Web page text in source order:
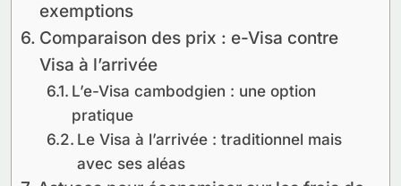
exemptions
Comparaison des prix : e-Visa contre
Visa à l’arrivée
L’e-Visa cambodgien : une option
pratique
Le Visa à l’arrivée : traditionnel mais
avec ses aléas